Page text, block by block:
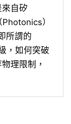
自矽
）
所謂的
，如何突破
理限制，